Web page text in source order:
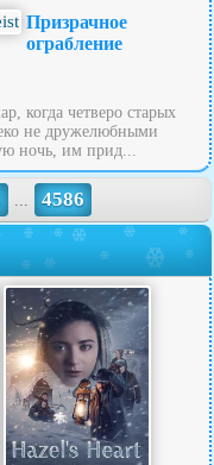
Призрачное
ограбление
когда четверо старых
не дружелюбными
ночь, им прид...
... 4586